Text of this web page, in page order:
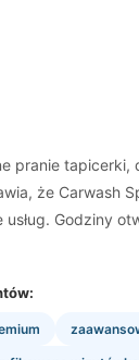
pranie
że Carwash
Godziny